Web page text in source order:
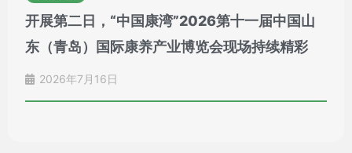
开展第二日，“中国康湾”2026第十一届中国山
东（青岛）国际康养产业博览会现场持续精彩
2026年7月16日